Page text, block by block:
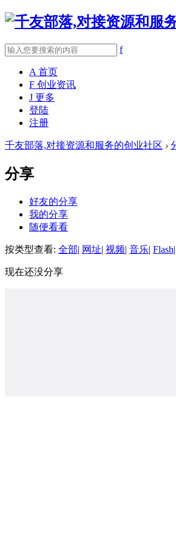
f
A 首页
F 创业资讯
J 更多
登陆
注册
千友部落,对接资源和服务的创业社区 ›
分享
好友的分享
我的分享
随便看看
按类型查看: 全部| 网址| 视频| 音乐| Flash|
现在还没分享